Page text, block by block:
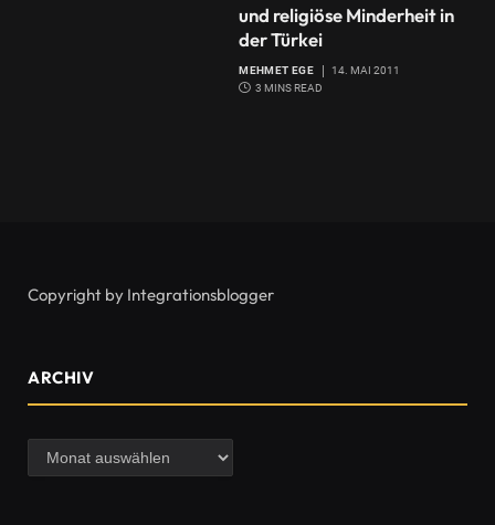
und religiöse Minderheit in
der Türkei
MEHMET EGE
14. MAI 2011
3 MINS READ
Copyright by Integrationsblogger
ARCHIV
Archiv